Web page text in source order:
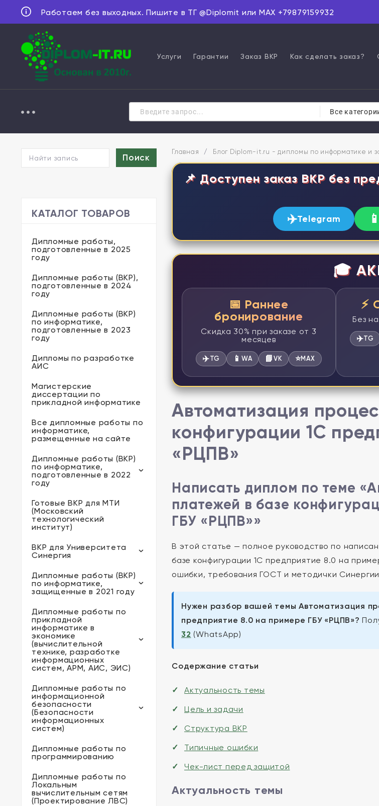
Работаем без выходных. Пишите в ТГ @Diplomit или MAX +79879159932
Услуги Гарантии Заказ ВКР Как сделать заказ?
Все
КАТАЛОГ ТОВАРОВ
Дипломные работы,
подготовленные в 2025
году
Дипломные работы (ВКР),
подготовленные в 2024
году
Дипломные работы (ВКР)
по информатике,
подготовленные в 2023
году
Дипломы по разработке
АИС
Магистерские
диссертации по
прикладной информатике
Все дипломные работы по
информатике,
размещенные на сайте
Дипломные работы (ВКР)
по информатике,
подготовленные в 2022
году
Готовые ВКР для МТИ
(Московский
технологический
институт)
ВКР для Университета
Синергия
Дипломные работы (ВКР)
по информатике,
защищенные в 2021 году
Дипломные работы по
прикладной
информатике в
экономике
(вычислительной
технике, разработке
информационных
систем, АРМ, АИС, ЭИС)
Дипломные работы по
информационной
безопасности
(Безопасности
информационных
систем)
Дипломные работы по
программированию
Дипломные работы по
Локальным
вычислительным сетям
(Проектирование ЛВС)
Главная / Блог Diplom-it.ru - дипломы по информатике и
📌 Доступен заказ ВКР без
✈️Telegram
🎓
📅 Раннее
бронирование
Скидка 30% при заказе от 3
месяцев
✈️TG 📱 WA 📘VK ⭐MAX
⚡
Без
✈️TG
Автоматизация
конфигурации 1С
«РЦПВ»
Написать диплом по теме
платежей в базе
ГБУ «РЦПВ»»
В этой статье — полное руководство по
базе конфигурации 1С предприятие 8.0 на
ошибки, требования ГОСТ и методички
Нужен разбор вашей темы Автоматизация
предприятие 8.0 на примере ГБУ «РЦПВ»?
32 (WhatsApp)
Содержание статьи
Актуальность темы
Цель и задачи
Структура ВКР
Типичные ошибки
Чек-лист перед защитой
Актуальность темы